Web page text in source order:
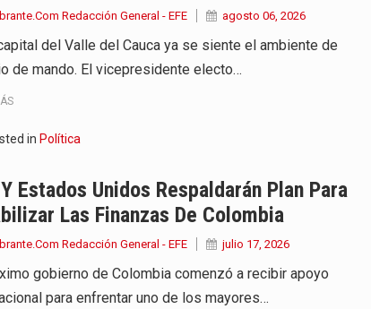
en MT4 es…
como una de las grandes figuras…
de la Espriella comenzó a…
Arley Acosta Pico,…
comenzó a dar señales…
Redacción General - EFE agosto 06, 2026
del Valle del Cauca ya se siente el ambiente de
de mando. El vicepresidente electo…
in Política
Estados Unidos Respaldarán Plan Para
Las Finanzas De Colombia
Redacción General - EFE julio 17, 2026
gobierno de Colombia comenzó a recibir apoyo
para enfrentar uno de los mayores…